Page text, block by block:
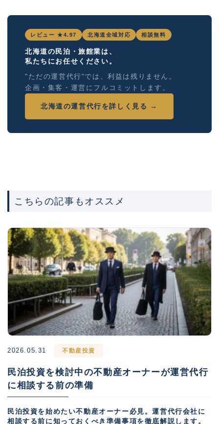
レビュー ★4.97 北海道全域対応 相談無料
北海道の民泊・旅館業は、
私たちにお任せください。
"ただの運営代行"では、利益は残りません。
企画・集客・運営にフルコミットします。
北海道の運営代行を詳しく見る →
こちらの記事もオススメ
2026.05.31 不動産投資
民泊投資を検討中の不動産オーナーが運営代行
に相談する前の準備
民泊投資を始めたい不動産オーナー必見。運営代行会社に
相談する前に知っておくべき準備事項を徹底解説します。